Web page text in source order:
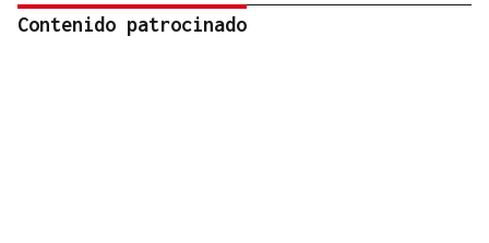
Contenido patrocinado